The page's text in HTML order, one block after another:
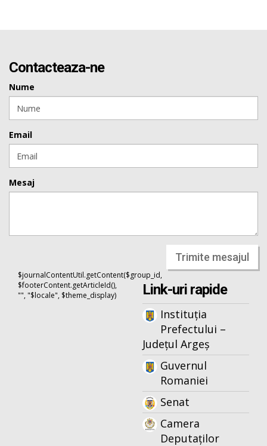
Contacteaza-ne
Nume
Email
Mesaj
Trimite mesajul
$journalContentUtil.getContent($group_id,
$footerContent.getArticleId(),
"", "$locale", $theme_display)
Link-uri rapide
Instituția
Prefectului –
Județul Argeș
Guvernul
Romaniei
Senat
Camera
Deputaților